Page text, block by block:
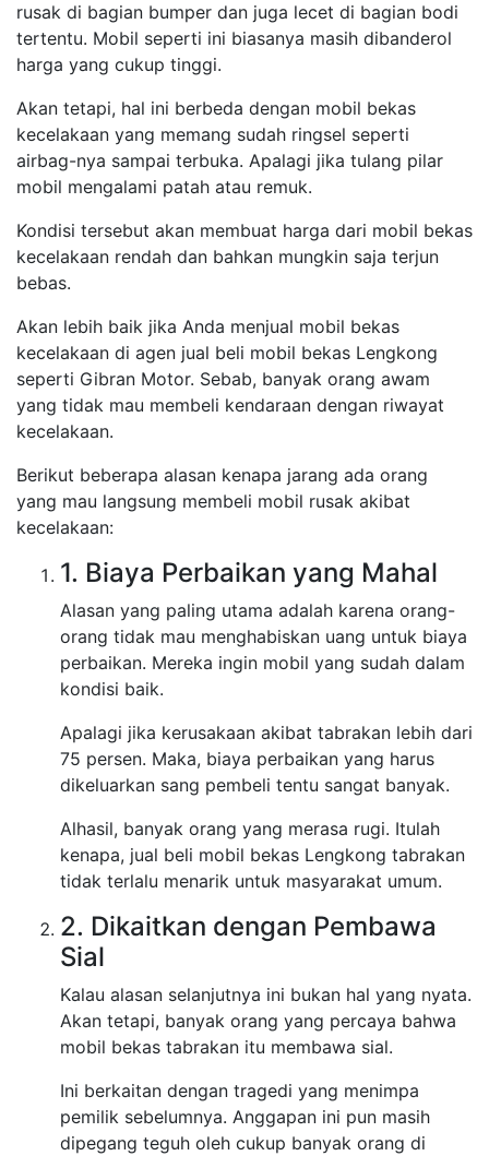
rusak di bagian bumper dan juga lecet di bagian bodi
tertentu. Mobil seperti ini biasanya masih dibanderol
harga yang cukup tinggi.
Akan tetapi, hal ini berbeda dengan mobil bekas
kecelakaan yang memang sudah ringsel seperti
airbag-nya sampai terbuka. Apalagi jika tulang pilar
mobil mengalami patah atau remuk.
Kondisi tersebut akan membuat harga dari mobil bekas
kecelakaan rendah dan bahkan mungkin saja terjun
bebas.
Akan lebih baik jika Anda menjual mobil bekas
kecelakaan di agen jual beli mobil bekas Lengkong
seperti Gibran Motor. Sebab, banyak orang awam
yang tidak mau membeli kendaraan dengan riwayat
kecelakaan.
Berikut beberapa alasan kenapa jarang ada orang
yang mau langsung membeli mobil rusak akibat
kecelakaan:
1. Biaya Perbaikan yang Mahal
Alasan yang paling utama adalah karena orang-
orang tidak mau menghabiskan uang untuk biaya
perbaikan. Mereka ingin mobil yang sudah dalam
kondisi baik.
Apalagi jika kerusakaan akibat tabrakan lebih dari
75 persen. Maka, biaya perbaikan yang harus
dikeluarkan sang pembeli tentu sangat banyak.
Alhasil, banyak orang yang merasa rugi. Itulah
kenapa, jual beli mobil bekas Lengkong tabrakan
tidak terlalu menarik untuk masyarakat umum.
2. Dikaitkan dengan Pembawa
Sial
Kalau alasan selanjutnya ini bukan hal yang nyata.
Akan tetapi, banyak orang yang percaya bahwa
mobil bekas tabrakan itu membawa sial.
Ini berkaitan dengan tragedi yang menimpa
pemilik sebelumnya. Anggapan ini pun masih
dipegang teguh oleh cukup banyak orang di